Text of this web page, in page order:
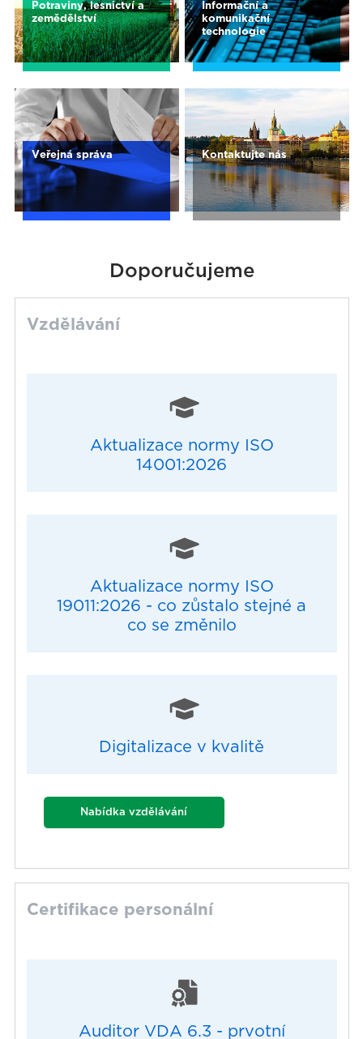
Potraviny, lesnictví a
zemědělství
Informační a
komunikační
technologie
Veřejná správa Kontaktujte nás
Doporučujeme
Vzdělávání
Aktualizace normy ISO
14001:2026
Aktualizace normy ISO
19011:2026 - co zůstalo stejné a
co se změnilo
Digitalizace v kvalitě
Nabídka vzdělávání
Certifikace personální
Auditor VDA 6.3 - prvotní